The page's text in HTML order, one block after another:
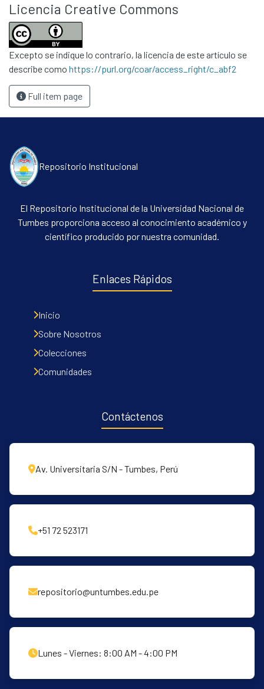
Licencia Creative Commons
Excepto se indique lo contrario, la licencia de este artículo se
describe como https://purl.org/coar/access_right/c_abf2
Full item page
Repositorio Institucional
El Repositorio Institucional de la Universidad Nacional de
Tumbes proporciona acceso al conocimiento académico y
científico producido por nuestra comunidad.
Enlaces Rápidos
Inicio
Sobre Nosotros
Colecciones
Comunidades
Contáctenos
Av. Universitaria S/N - Tumbes, Perú
+51 72 523171
repositorio@untumbes.edu.pe
Lunes - Viernes: 8:00 AM - 4:00 PM